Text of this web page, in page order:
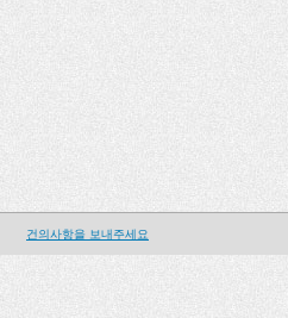
건의사항을 보내주세요